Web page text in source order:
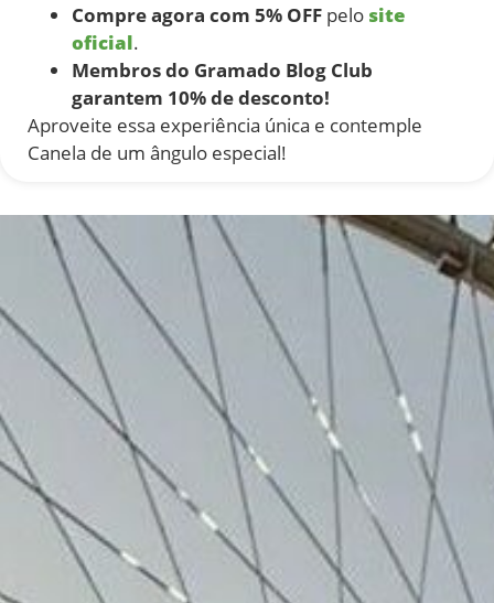
Compre agora com 5% OFF pelo site
oficial.
Membros do Gramado Blog Club
garantem 10% de desconto!
Aproveite essa experiência única e contemple
Canela de um ângulo especial!